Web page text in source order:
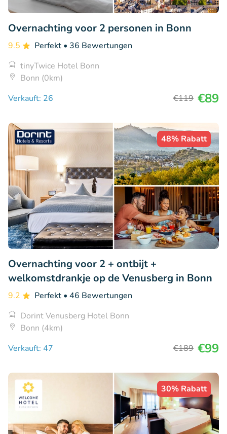
Overnachting voor 2 personen in Bonn
9.5 Perfekt • 36 Bewertungen
tinyTwice Hotel Bonn
Bonn (0km)
Verkauft: 26
€119 €89
48% Rabatt
Overnachting voor 2 + ontbijt +
welkomstdrankje op de Venusberg in Bonn
9.2 Perfekt • 46 Bewertungen
Dorint Venusberg Hotel Bonn
Bonn (4km)
Verkauft: 47
€189 €99
30% Rabatt